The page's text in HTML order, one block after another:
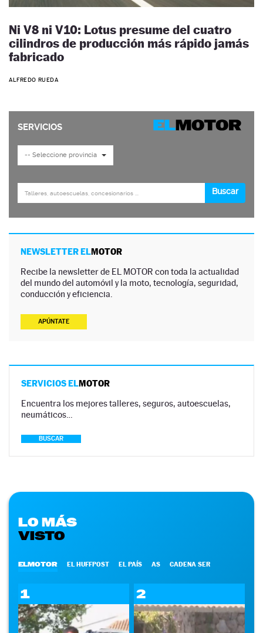
Ni V8 ni V10: Lotus presume del cuatro
cilindros de producción más rápido jamás
fabricado
ALFREDO RUEDA
NEWSLETTER ELMOTOR
Recibe la newsletter de EL MOTOR con toda la actualidad
del mundo del automóvil y la moto, tecnología, seguridad,
conducción y eficiencia.
APÚNTATE
SERVICIOS ELMOTOR
Encuentra los mejores talleres, seguros, autoescuelas,
neumáticos…
BUSCAR
LO MÁS
VISTO
ELMOTOR EL HUFFPOST EL PAÍS AS CADENA SER
1 2